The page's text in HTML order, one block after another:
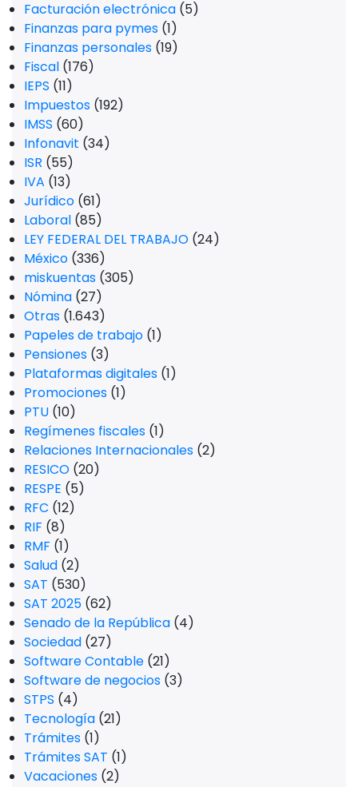
Facturación electrónica (5)
Finanzas para pymes (1)
Finanzas personales (19)
Fiscal (176)
IEPS (11)
Impuestos (192)
IMSS (60)
Infonavit (34)
ISR (55)
IVA (13)
Jurídico (61)
Laboral (85)
LEY FEDERAL DEL TRABAJO (24)
México (336)
miskuentas (305)
Nómina (27)
Otras (1.643)
Papeles de trabajo (1)
Pensiones (3)
Plataformas digitales (1)
Promociones (1)
PTU (10)
Regímenes fiscales (1)
Relaciones Internacionales (2)
RESICO (20)
RESPE (5)
RFC (12)
RIF (8)
RMF (1)
Salud (2)
SAT (530)
SAT 2025 (62)
Senado de la República (4)
Sociedad (27)
Software Contable (21)
Software de negocios (3)
STPS (4)
Tecnología (21)
Trámites (1)
Trámites SAT (1)
Vacaciones (2)